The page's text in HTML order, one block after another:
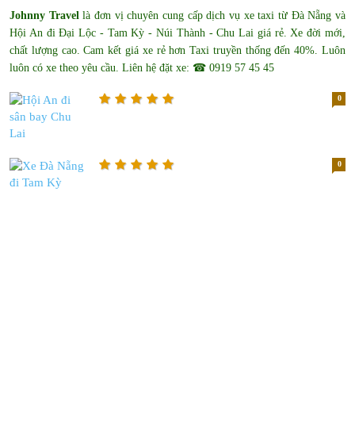
Johnny Travellà đơn vị chuyên cung cấp dịch vụ xe taxi từ Đà Nẵng và
Hội An đi Đại Lộc - Tam Kỳ - Núi Thành - Chu Lai giá rẻ. Xe đời mới,
chất lượng cao. Cam kết giá xe rẻ hơn Taxi truyền thống đến 40%. Luôn
luôn có xe theo yêu cầu. Liên hệ đặt xe: ☎ 0919 57 45 45
0
0